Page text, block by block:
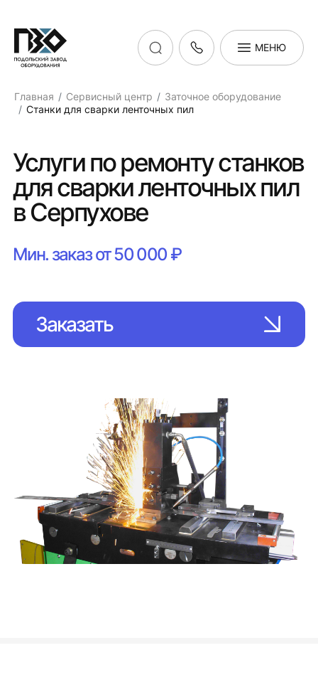
МЕНЮ
Главная Сервисный центр
Заточное оборудование
Станки для сварки ленточных пил
Услуги по ремонту станков
для сварки ленточных пил
в Серпухове
Мин. заказ от 50 000 ₽
Заказать